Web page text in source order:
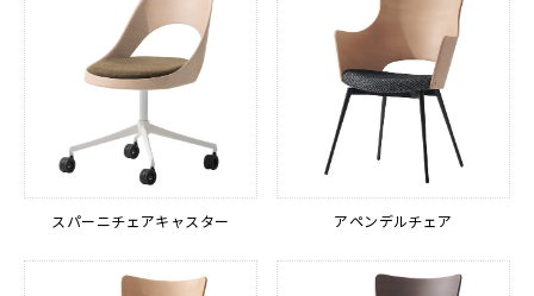
スパーニチェアキャスター アペンデルチェア